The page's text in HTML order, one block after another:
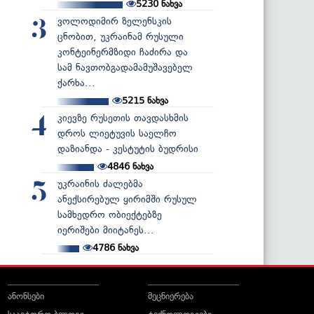
5230ნახვა
3
ვოლოდიმირ ზელენსკის
ცნობით, უკრაინამ რუსული
კონტეინერმზიდი ჩაძირა და
სამ ნავთობგადამამუშავებელ
ქარხა...
5215ნახვა
4
კიევზე რუსეთის თავდასხმის
დროს ლიეტუვის საელჩო
დაზიანდა - კესტუტის ბუდრისი
4846ნახვა
5
უკრაინის ძალებმა
ანექსირებულ ყირიმში რუსულ
სამხედრო ობიექტებზე
იერიშები მიიტანეს...
4786ნახვა
ანონსები
მეცნიერება